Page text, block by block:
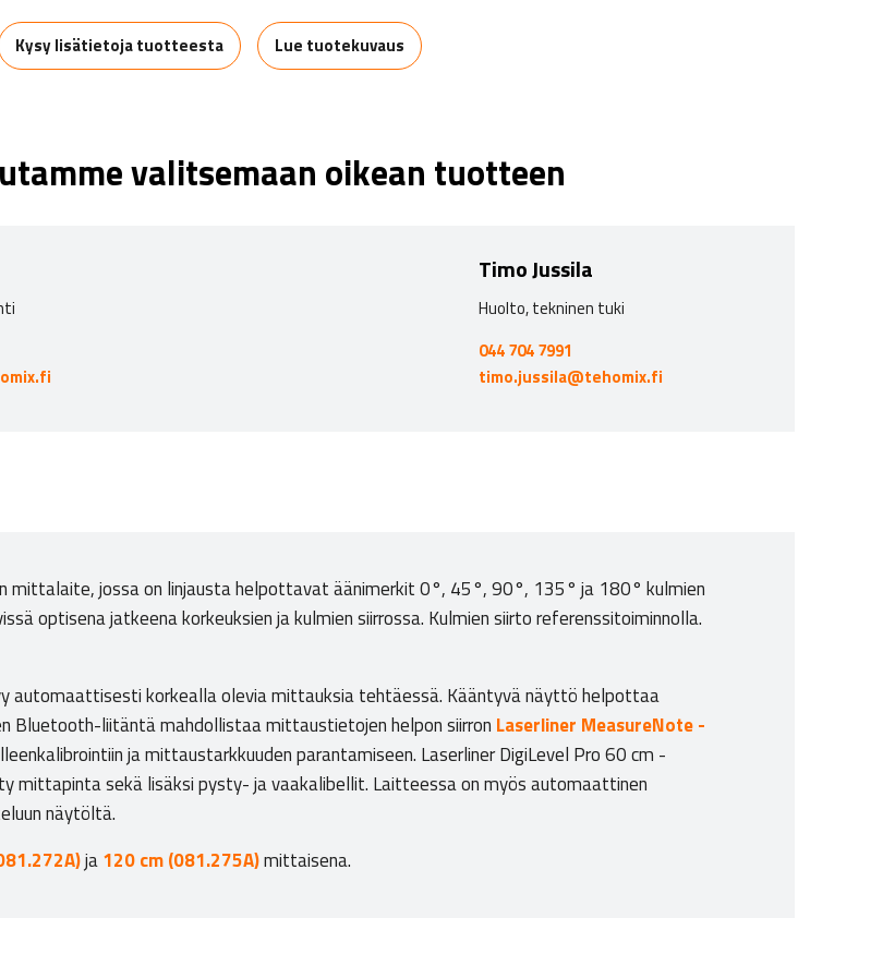
Kysy lisätietoja tuotteesta Lue tuotekuvaus
valitsemaan oikean tuotteen
Timo Jussila
Huolto, tekninen tuki
044 704 7991
timo.jussila@tehomix.fi
mittalaite, jossa on linjausta helpottavat äänimerkit 0°, 45°, 90°, 135° ja 180° kulmien
optisena jatkeena korkeuksien ja kulmien siirrossa. Kulmien siirto referenssitoiminnolla.
automaattisesti korkealla olevia mittauksia tehtäessä. Kääntyvä näyttö helpottaa
Bluetooth-liitäntä mahdollistaa mittaustietojen helpon siirron Laserliner MeasureNote -
ja mittaustarkkuuden parantamiseen. Laserliner DigiLevel Pro 60 cm -
mittapinta sekä lisäksi pysty- ja vaakalibellit. Laitteessa on myös automaattinen
näytöltä.
ja120 cm (081.275A)mittaisena.